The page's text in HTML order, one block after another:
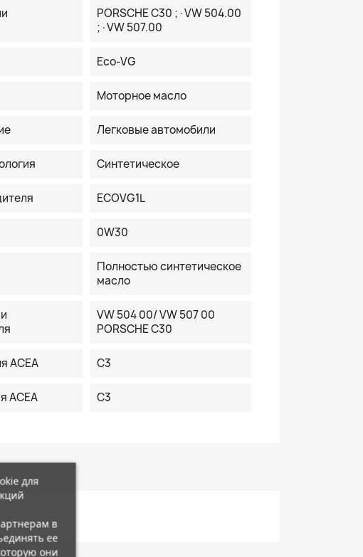
PORSCHE C30 ;·VW 504.00
;·VW 507.00
Eco-VG
Моторное масло
Легковые автомобили
Синтетическое
ECOVG1L
0W30
Полностью синтетическое
масло
VW 504 00/ VW 507 00
PORSCHE C30
ACEA C3
ACEA C3
для
в
ее
они